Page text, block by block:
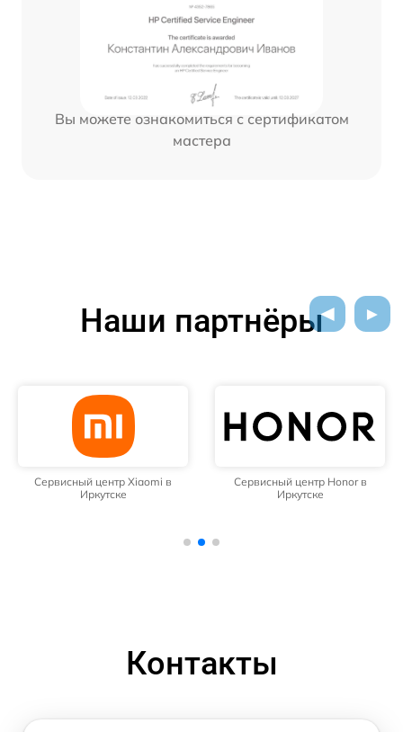
Вы можете ознакомиться с сертификатом
мастера
Наши партнёры
Сервисный центр Xiaomi в
Иркутске
Сервисный центр Honor в
Иркутске
Контакты